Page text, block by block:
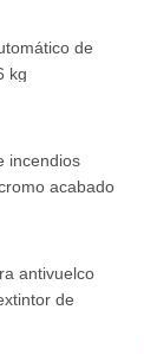
de
kg
incendios
acabado
antivuelco
de